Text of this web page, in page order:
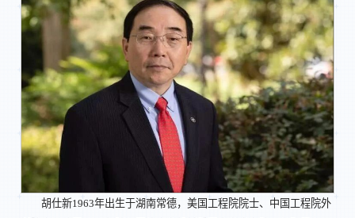
胡仕新1963年出生于湖南常德，美国工程院院士、中国工程院外